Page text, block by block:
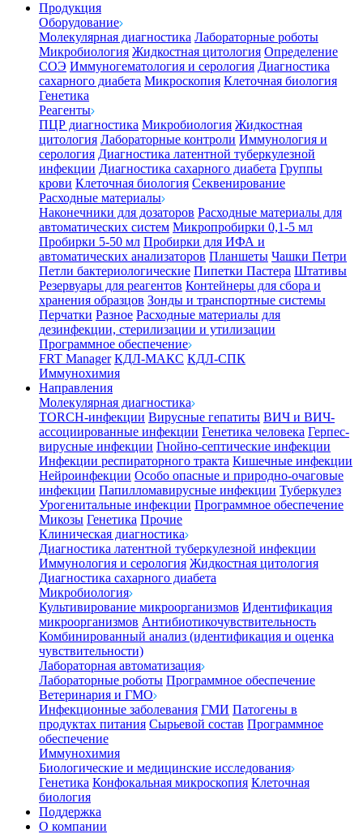
Продукция
Оборудование
Молекулярная диагностика Лабораторные роботы
Микробиология Жидкостная цитология Определение
СОЭ Иммуногематология и серология Диагностика
сахарного диабета Микроскопия Клеточная биология
Генетика
Реагенты
ПЦР диагностика Микробиология Жидкостная
цитология Лабораторные контроли Иммунология и
серология Диагностика латентной туберкулезной
инфекции Диагностика сахарного диабета Группы
крови Клеточная биология Секвенирование
Расходные материалы
Наконечники для дозаторов Расходные материалы для
автоматических систем Микропробирки 0,1-5 мл
Пробирки 5-50 мл Пробирки для ИФА и
автоматических анализаторов Планшеты Чашки Петри
Петли бактериологические Пипетки Пастера Штативы
Резервуары для реагентов Контейнеры для сбора и
хранения образцов Зонды и транспортные системы
Перчатки Разное Расходные материалы для
дезинфекции, стерилизации и утилизации
Программное обеспечение
FRT Manager КДЛ-МАКС КДЛ-СПК
Иммунохимия
Направления
Молекулярная диагностика
TORCH-инфекции Вирусные гепатиты ВИЧ и ВИЧ-
ассоциированные инфекции Генетика человека Герпес-
вирусные инфекции Гнойно-септические инфекции
Инфекции респираторного тракта Кишечные инфекции
Нейроинфекции Особо опасные и природно-очаговые
инфекции Папилломавирусные инфекции Туберкулез
Урогенитальные инфекции Программное обеспечение
Микозы Генетика Прочие
Клиническая диагностика
Диагностика латентной туберкулезной инфекции
Иммунология и серология Жидкостная цитология
Диагностика сахарного диабета
Микробиология
Культивирование микроорганизмов Идентификация
микроорганизмов Антибиотикочувствительность
Комбинированный анализ (идентификация и оценка
чувствительности)
Лабораторная автоматизация
Лабораторные роботы Программное обеспечение
Ветеринария и ГМО
Инфекционные заболевания ГМИ Патогены в
продуктах питания Сырьевой состав Программное
обеспечение
Иммунохимия
Биологические и медицинские исследования
Генетика Конфокальная микроскопия Клеточная
биология
Поддержка
О компании